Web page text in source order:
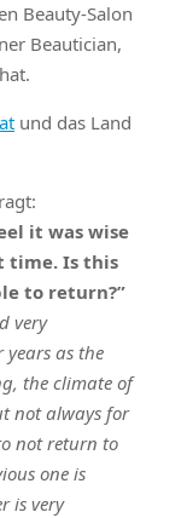
Beauty-Salon
Beautician,
und das Land
it was wise
time. Is this
to return?”
very
as the
the climate of
not always for
not return to
one is
is very